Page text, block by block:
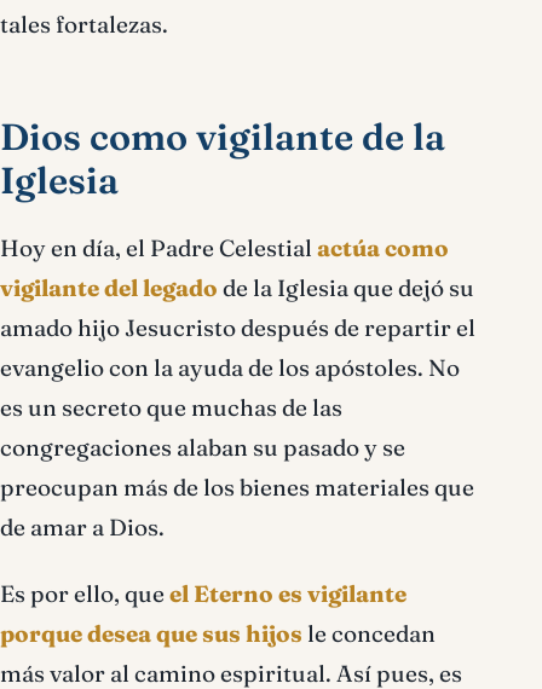
tales fortalezas.
Dios como vigilante de la
Iglesia
Hoy en día, el Padre Celestial actúa como
vigilante del legado de la Iglesia que dejó su
amado hijo Jesucristo después de repartir el
evangelio con la ayuda de los apóstoles. No
es un secreto que muchas de las
congregaciones alaban su pasado y se
preocupan más de los bienes materiales que
de amar a Dios.
Es por ello, que el Eterno es vigilante
porque desea que sus hijos le concedan
más valor al camino espiritual. Así pues, es